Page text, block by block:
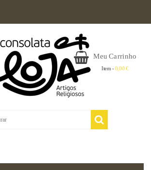
Meu Carrinho
Item - 0,00 €